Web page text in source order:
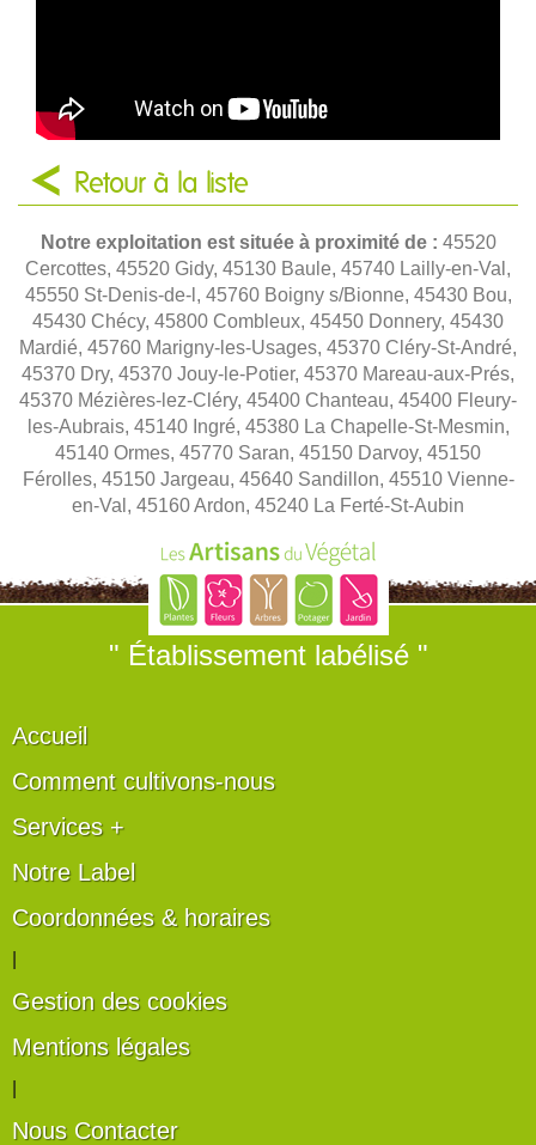
Retour à la liste
Notre exploitation est située à proximité de : 45520
Cercottes, 45520 Gidy, 45130 Baule, 45740 Lailly-en-Val,
45550 St-Denis-de-l, 45760 Boigny s/Bionne, 45430 Bou,
45430 Chécy, 45800 Combleux, 45450 Donnery, 45430
Mardié, 45760 Marigny-les-Usages, 45370 Cléry-St-André,
45370 Dry, 45370 Jouy-le-Potier, 45370 Mareau-aux-Prés,
45370 Mézières-lez-Cléry, 45400 Chanteau, 45400 Fleury-
les-Aubrais, 45140 Ingré, 45380 La Chapelle-St-Mesmin,
45140 Ormes, 45770 Saran, 45150 Darvoy, 45150
Férolles, 45150 Jargeau, 45640 Sandillon, 45510 Vienne-
en-Val, 45160 Ardon, 45240 La Ferté-St-Aubin
" Établissement labélisé "
Accueil
Comment cultivons-nous
Services +
Notre Label
Coordonnées & horaires
Gestion des cookies
Mentions légales
Nous Contacter